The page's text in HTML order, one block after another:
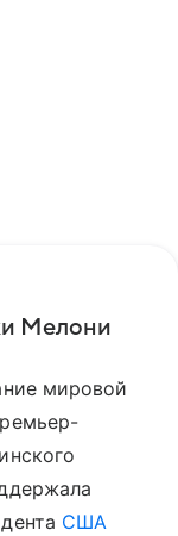
Мелони
мировой
США